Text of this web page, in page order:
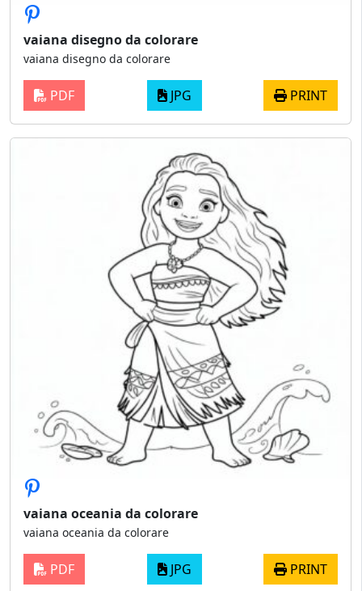
vaiana disegno da colorare
vaiana disegno da colorare
PDF JPG PRINT
vaiana oceania da colorare
vaiana oceania da colorare
PDF JPG PRINT